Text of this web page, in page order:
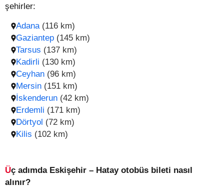
şehirler:
Adana (116 km)
Mersin (151 km)
Gaziantep (145 km)
İskenderun (42 km)
Tarsus (137 km)
Erdemli (171 km)
Kadirli (130 km)
Dörtyol (72 km)
Ceyhan (96 km)
Kilis (102 km)
Üç adımda Eskişehir – Hatay otobüs bileti nasıl
alınır?